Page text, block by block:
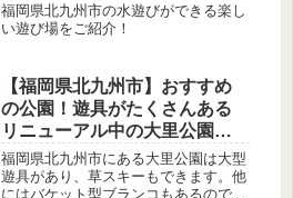
福岡県北九州市の水遊びができる楽し
い遊び場をご紹介！
【福岡県北九州市】おすすめ
の公園！遊具がたくさんある
リニューアル中の大里公園が
楽しすぎた！！
福岡県北九州市にある大里公園は大型
遊具があり、草スキーもできます。他
にはバケット型ブランコもあるので、